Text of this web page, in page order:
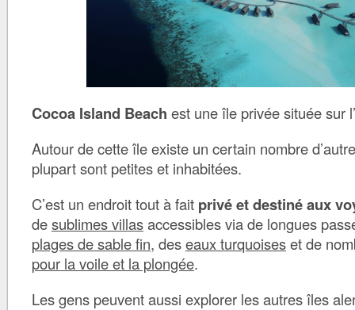
Cocoa Island Beach est une île privée située sur l’
Autour de cette île existe un certain nombre
plupart sont petites et inhabitées.
C’est un endroit tout à fait privé et destiné aux
desublimes villasaccessibles via de longues
plages de sable fin, deseaux turquoiseset de
pour la voile et la plongée.
Les gens peuvent aussi explorer les autres îles